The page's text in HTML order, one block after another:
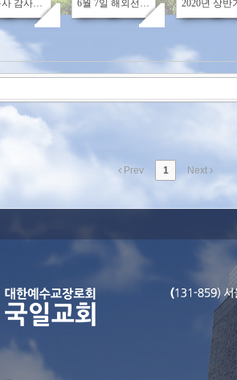
Prev 1 Next